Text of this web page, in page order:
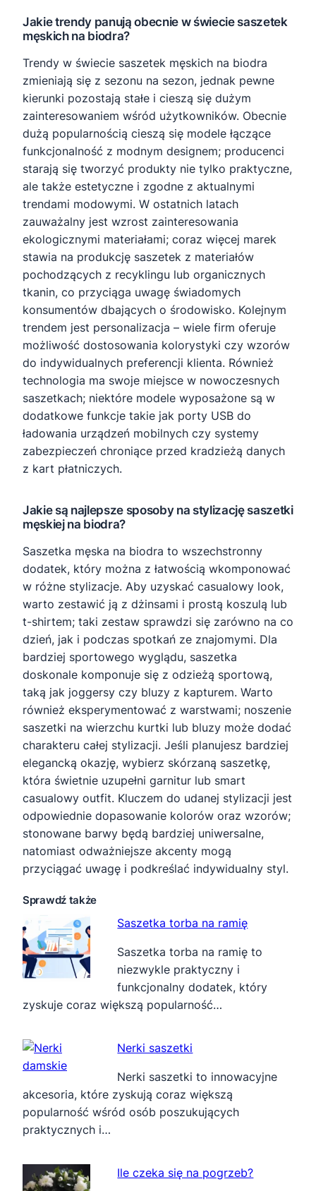
Jakie trendy panują obecnie w świecie saszetek
męskich na biodra?
Trendy w świecie saszetek męskich na biodra
zmieniają się z sezonu na sezon, jednak pewne
kierunki pozostają stałe i cieszą się dużym
zainteresowaniem wśród użytkowników. Obecnie
dużą popularnością cieszą się modele łączące
funkcjonalność z modnym designem; producenci
starają się tworzyć produkty nie tylko praktyczne,
ale także estetyczne i zgodne z aktualnymi
trendami modowymi. W ostatnich latach
zauważalny jest wzrost zainteresowania
ekologicznymi materiałami; coraz więcej marek
stawia na produkcję saszetek z materiałów
pochodzących z recyklingu lub organicznych
tkanin, co przyciąga uwagę świadomych
konsumentów dbających o środowisko. Kolejnym
trendem jest personalizacja – wiele firm oferuje
możliwość dostosowania kolorystyki czy wzorów
do indywidualnych preferencji klienta. Również
technologia ma swoje miejsce w nowoczesnych
saszetkach; niektóre modele wyposażone są w
dodatkowe funkcje takie jak porty USB do
ładowania urządzeń mobilnych czy systemy
zabezpieczeń chroniące przed kradzieżą danych
z kart płatniczych.
Jakie są najlepsze sposoby na stylizację saszetki
męskiej na biodra?
Saszetka męska na biodra to wszechstronny
dodatek, który można z łatwością wkomponować
w różne stylizacje. Aby uzyskać casualowy look,
warto zestawić ją z dżinsami i prostą koszulą lub
t-shirtem; taki zestaw sprawdzi się zarówno na co
dzień, jak i podczas spotkań ze znajomymi. Dla
bardziej sportowego wyglądu, saszetka
doskonale komponuje się z odzieżą sportową,
taką jak joggersy czy bluzy z kapturem. Warto
również eksperymentować z warstwami; noszenie
saszetki na wierzchu kurtki lub bluzy może dodać
charakteru całej stylizacji. Jeśli planujesz bardziej
elegancką okazję, wybierz skórzaną saszetkę,
która świetnie uzupełni garnitur lub smart
casualowy outfit. Kluczem do udanej stylizacji jest
odpowiednie dopasowanie kolorów oraz wzorów;
stonowane barwy będą bardziej uniwersalne,
natomiast odważniejsze akcenty mogą
przyciągać uwagę i podkreślać indywidualny styl.
Sprawdź także
Saszetka torba na ramię
Saszetka torba na ramię to
niezwykle praktyczny i
funkcjonalny dodatek, który
zyskuje coraz większą popularność…
Nerki saszetki
Nerki saszetki to innowacyjne
akcesoria, które zyskują coraz większą
popularność wśród osób poszukujących
praktycznych i…
Ile czeka się na pogrzeb?